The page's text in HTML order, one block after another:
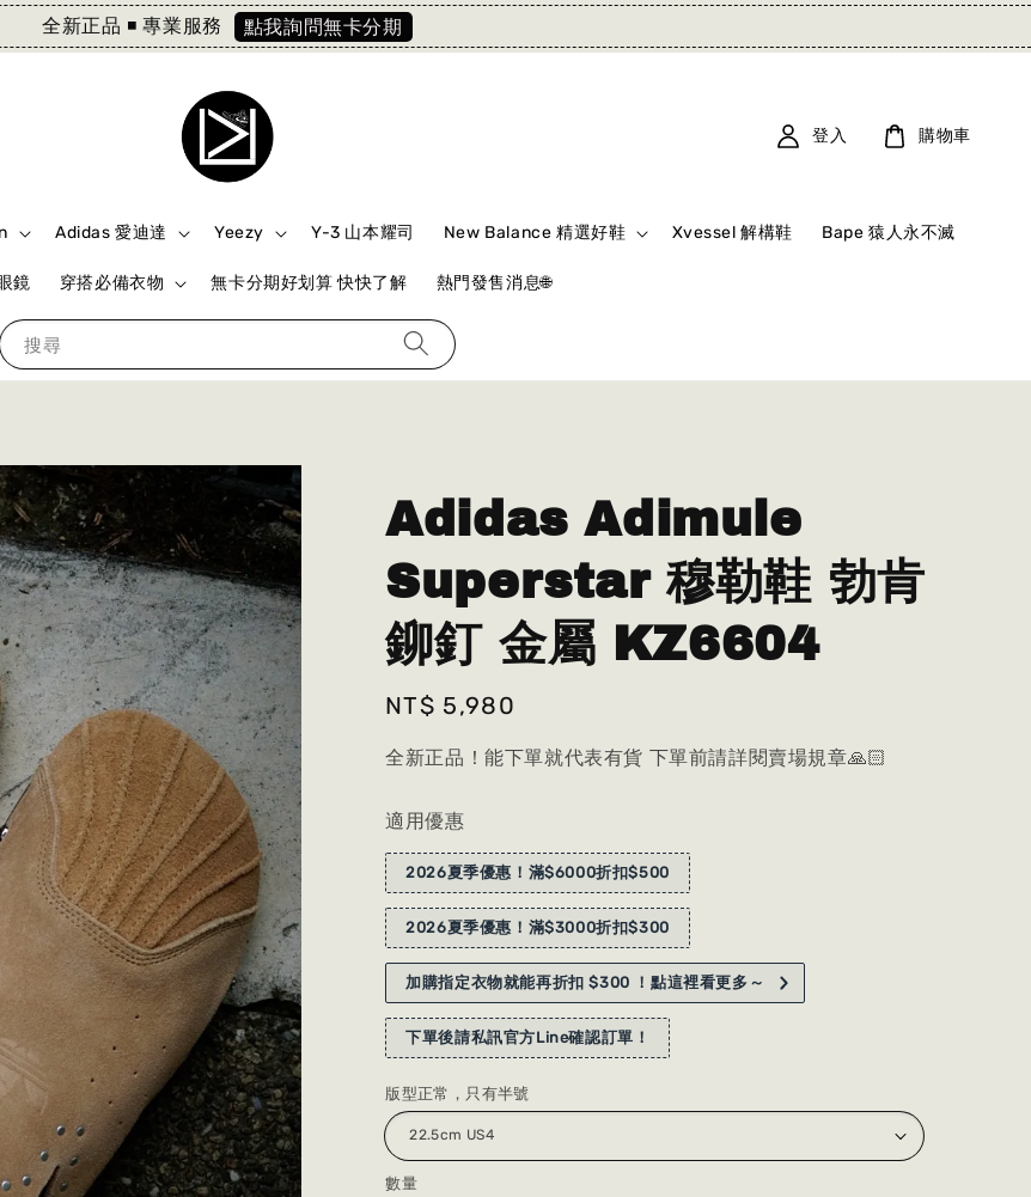
全新正品 ◾️ 專業服務 點我詢問無卡分期
搜尋
Adidas 愛迪達 Yeezy Y-3 山本耀司 New Balance 精選好鞋 Xvessel 解構鞋 Bape 猿人永不滅
鏡 穿搭必備衣物 無卡分期好划算 快快了解 熱門發售消息🌐
登入 購物車
Adidas Adimule
Superstar 穆勒鞋 勃肯
鉚釘 金屬 KZ6604
Regular
price
NT$ 5,980
全新正品！能下單就代表有貨 下單前請詳閱賣場規章🙏🏻
適用優惠
2026夏季優惠！滿$6000折扣$500
2026夏季優惠！滿$3000折扣$300
加購指定衣物就能再折扣 $300 ！點這裡看更多～
下單後請私訊官方Line確認訂單！
版型正常，只有半號
數量